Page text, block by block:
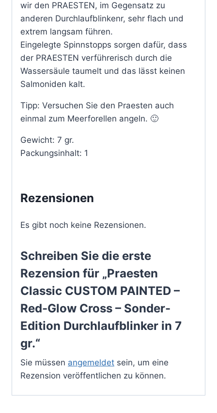
wir den PRAESTEN, im Gegensatz zu
anderen Durchlaufblinkenr, sehr flach und
extrem langsam führen.
Eingelegte Spinnstopps sorgen dafür, dass
der PRAESTEN verführerisch durch die
Wassersäule taumelt und das lässt keinen
Salmoniden kalt.
Tipp: Versuchen Sie den Praesten auch
einmal zum Meerforellen angeln. 🙂
Gewicht: 7 gr.
Packungsinhalt: 1
Rezensionen
Es gibt noch keine Rezensionen.
Schreiben Sie die erste
Rezension für „Praesten
Classic CUSTOM PAINTED –
Red-Glow Cross – Sonder-
Edition Durchlaufblinker in 7
gr.“
Sie müssen angemeldet sein, um eine
Rezension veröffentlichen zu können.